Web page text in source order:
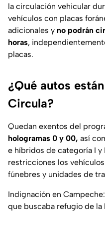
la circulación vehicular
vehículos con placas
adicionales y no podrán
horas,
placas.
¿Qué autos
Circula?
Quedan exentos del
hologramas 0 y 00, así
e híbridos de categoría I y
restricciones los
fúnebres y unidades de
Indignación en
que buscaba refugio de la